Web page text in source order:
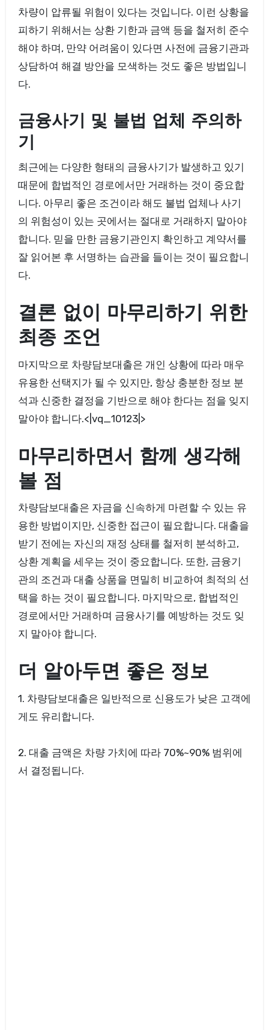
차량이 압류될 위험이 있다는 것입니다. 이런 상황을
피하기 위해서는 상환 기한과 금액 등을 철저히 준수
해야 하며, 만약 어려움이 있다면 사전에 금융기관과
상담하여 해결 방안을 모색하는 것도 좋은 방법입니
다.
금융사기 및 불법 업체 주의하
기
최근에는 다양한 형태의 금융사기가 발생하고 있기
때문에 합법적인 경로에서만 거래하는 것이 중요합
니다. 아무리 좋은 조건이라 해도 불법 업체나 사기
의 위험성이 있는 곳에서는 절대로 거래하지 말아야
합니다. 믿을 만한 금융기관인지 확인하고 계약서를
잘 읽어본 후 서명하는 습관을 들이는 것이 필요합니
다.
결론 없이 마무리하기 위한
최종 조언
마지막으로 차량담보대출은 개인 상황에 따라 매우
유용한 선택지가 될 수 있지만, 항상 충분한 정보 분
석과 신중한 결정을 기반으로 해야 한다는 점을 잊지
말아야 합니다.<|vq_10123|>
마무리하면서 함께 생각해
볼 점
차량담보대출은 자금을 신속하게 마련할 수 있는 유
용한 방법이지만, 신중한 접근이 필요합니다. 대출을
받기 전에는 자신의 재정 상태를 철저히 분석하고,
상환 계획을 세우는 것이 중요합니다. 또한, 금융기
관의 조건과 대출 상품을 면밀히 비교하여 최적의 선
택을 하는 것이 필요합니다. 마지막으로, 합법적인
경로에서만 거래하며 금융사기를 예방하는 것도 잊
지 말아야 합니다.
더 알아두면 좋은 정보
1. 차량담보대출은 일반적으로 신용도가 낮은 고객에
게도 유리합니다.
2. 대출 금액은 차량 가치에 따라 70%~90% 범위에
서 결정됩니다.